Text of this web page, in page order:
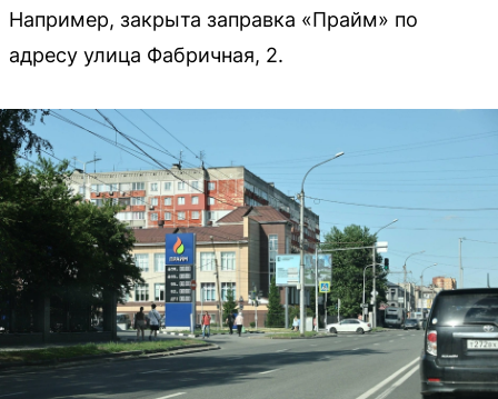
Например, закрыта заправка «Прайм» по
адресу улица Фабричная, 2.